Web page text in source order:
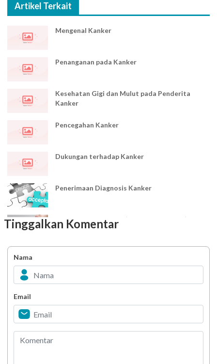
Artikel Terkait
Mengenal Kanker
Penanganan pada Kanker
Kesehatan Gigi dan Mulut pada Penderita
Kanker
Pencegahan Kanker
Dukungan terhadap Kanker
Penerimaan Diagnosis Kanker
Kanker Getah Bening (Penyakit Limfoma)
Kanker Otak
Tinggalkan Komentar
Nama
Email